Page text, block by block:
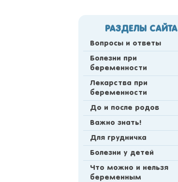
РАЗДЕЛЫ САЙТА
Вопросы и ответы
Болезни при
беременности
Лекарства при
беременности
До и после родов
Важно знать!
Для грудничка
Болезни у детей
Что можно и нельзя
беременным